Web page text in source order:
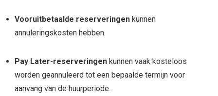
Vooruitbetaalde reserveringen kunnen
annuleringskosten hebben.
Pay Later-reserveringen kunnen vaak kosteloos
worden geannuleerd tot een bepaalde termijn voor
aanvang van de huurperiode.